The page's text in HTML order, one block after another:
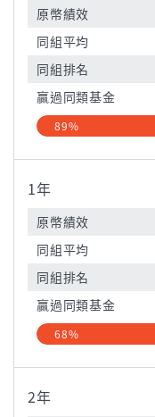
原幣績效
同組平均
同組排名
贏過同類基金
89%
1年
原幣績效
同組平均
同組排名
贏過同類基金
68%
2年